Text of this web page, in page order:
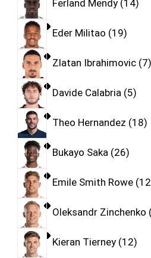
Ferland Mendy 14
Eder Militao 19
Zlatan Ibrahimovic 7
Davide Calabria 5
Theo Hernandez 18
Bukayo Saka 26
Emile Smith Rowe 12
Oleksandr Zinchenko
Kieran Tierney 12